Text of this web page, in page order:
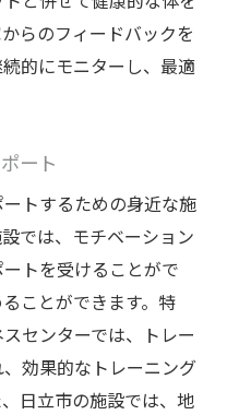
康的な習慣
ートサービス紹介
らのフィードバックを
的にモニターし、最適
ート
トするための身近な施
では、モチベーション
トを受けることがで
ことができます。特
センターでは、トレー
効果的なトレーニング
日立市の施設では、地